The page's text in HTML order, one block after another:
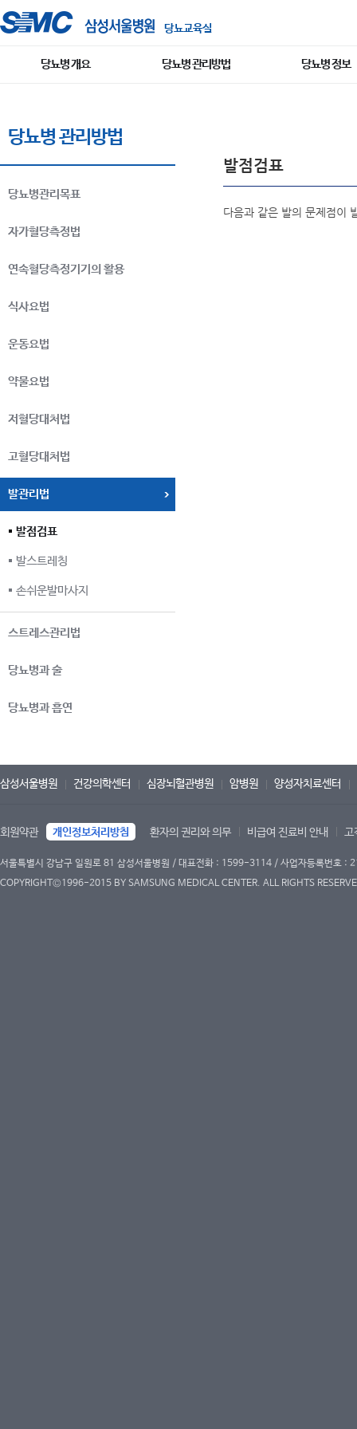
당뇨교육실
당뇨병 개요 당뇨병 관리방법 당뇨병 정보
당뇨병 관리방법
당뇨병관리목표
자가혈당측정법
연속혈당측정기기의 활용
식사요법
운동요법
약물요법
저혈당대처법
고혈당대처법
발관리법
발점검표
발스트레칭
손쉬운발마사지
스트레스관리법
당뇨병과 술
당뇨병과 흡연
발점검표
다음과 같은 발의 문제점이
삼성서울병원 건강의학센터 심장뇌혈관병원 암병원 양성자치료센터
회원약관 개인정보처리방침 환자의 권리와 의무 비급여 진료비 안내 고
서울특별시 강남구 일원로 81 삼성서울병원 / 대표전화 : 1599-3114 / 사업자등록번호
COPYRIGHT©1996-2015 BY SAMSUNG MEDICAL CENTER. ALL RIGHTS